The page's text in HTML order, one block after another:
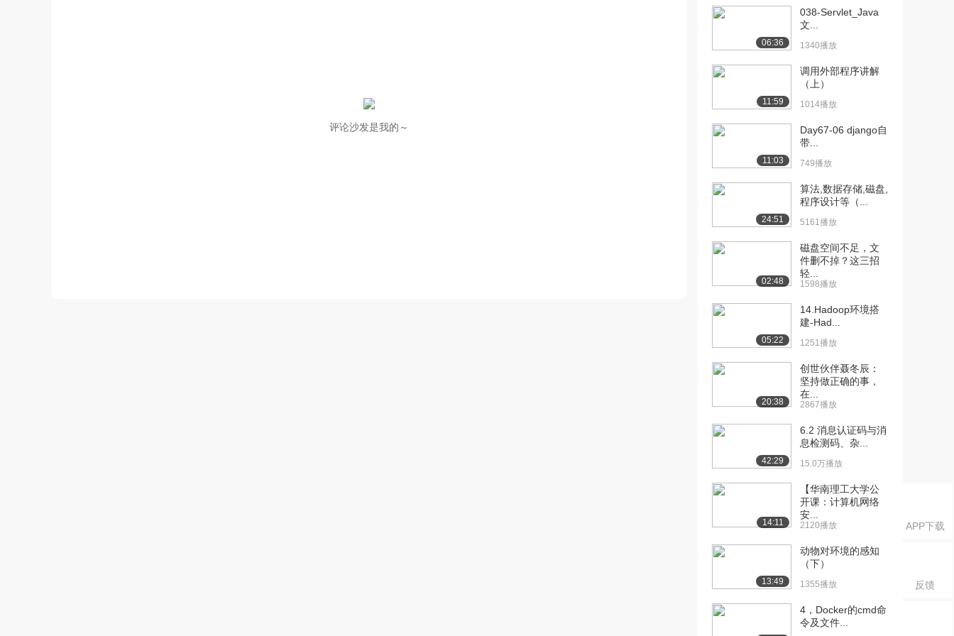
APP下载
反馈
评论沙发是我的～
663播放
[11] 09-VMware虚拟机常
规使用、...
[12] 10-FinalShell介绍使
[13] 10-FinalShell介绍使
[14] 11-Linux文件系统基
础知识（...
09:23
[15] 11-Linux文件系统基
础知识（...
09:29
[16] 12-Linux常用操作命
1634播放
07:01
[17] 12-Linux常用操作命
07:04
[18] 13-Linux常用操作命
05:10
[19] 13-Linux常用操作命
05:14
[20] 14-Linux常用操作命
令（3）...
06:05
[21] 15-Linux常用系统命
令--时...
06:36
038-Servlet_Java
文...
1340播放
11:59
调用外部程序讲解
（上）
1014播放
11:03
Day67-06 django自
带...
749播放
24:51
算法,数据存储,磁盘,
程序设计等（...
5161播放
02:48
磁盘空间不足，文
件删不掉？这三招
轻...
1598播放
05:22
14.Hadoop环境搭
建-Had...
1251播放
20:38
创世伙伴聂冬辰：
坚持做正确的事，
在...
2867播放
42:29
6.2 消息认证码与消
息检测码、杂...
15.0万播放
14:11
【华南理工大学公
开课：计算机网络
安...
2120播放
13:49
动物对环境的感知
（下）
1355播放
4，Docker的cmd命
令及文件...